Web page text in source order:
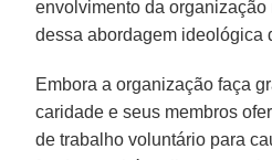
envolvimento da
dessa abordagem ideológica
Embora a organização faça
caridade e seus membros
de trabalho voluntário para